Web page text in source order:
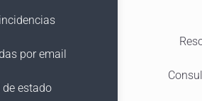
por email
de estado